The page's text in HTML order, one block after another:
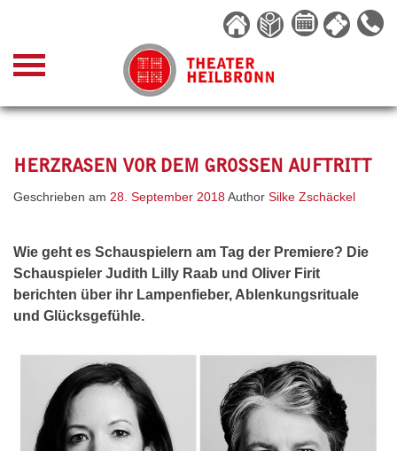
content
HERZRASEN VOR DEM GROSSEN AUFTRITT
Geschrieben am 28. September 2018 Author Silke Zschäckel
Wie geht es Schauspielern am Tag der Premiere? Die
Schauspieler Judith Lilly Raab und Oliver Firit
berichten über ihr Lampenfieber, Ablenkungsrituale
und Glücksgefühle.